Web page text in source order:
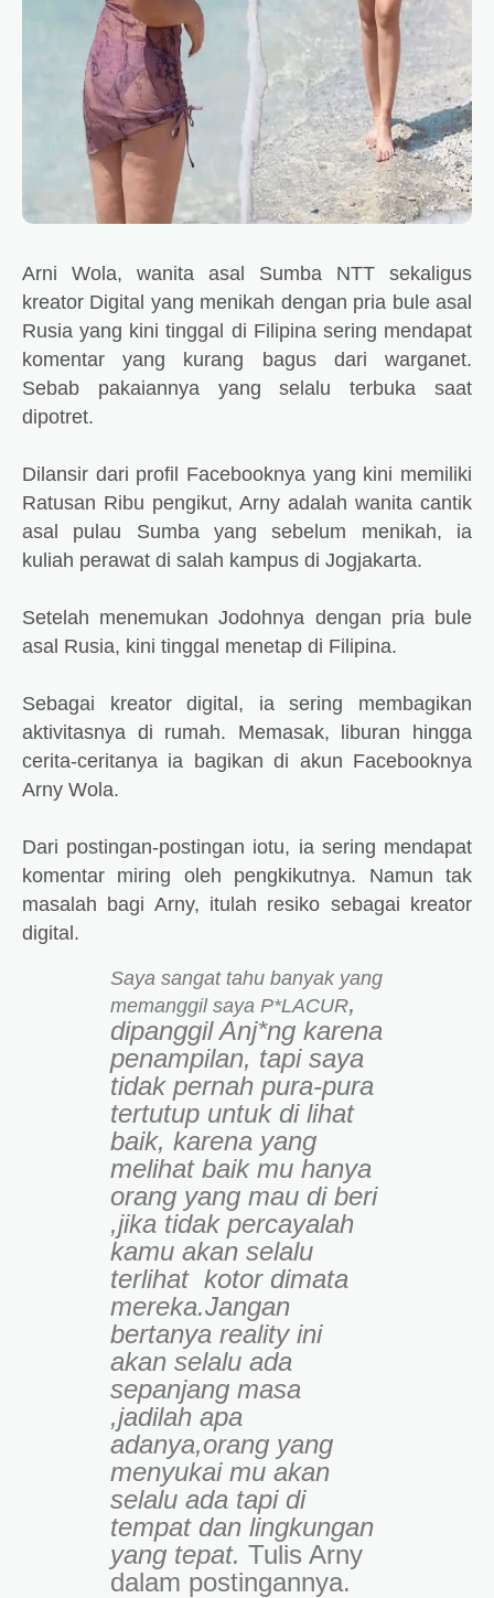
Arni Wola, wanita asal Sumba NTT sekaligus
kreator Digital yang menikah dengan pria bule asal
Rusia yang kini tinggal di Filipina sering mendapat
komentar yang kurang bagus dari warganet.
Sebab pakaiannya yang selalu terbuka saat
dipotret.
Dilansir dari profil Facebooknya yang kini memiliki
Ratusan Ribu pengikut, Arny adalah wanita cantik
asal pulau Sumba yang sebelum menikah, ia
kuliah perawat di salah kampus di Jogjakarta.
Setelah menemukan Jodohnya dengan pria bule
asal Rusia, kini tinggal menetap di Filipina.
Sebagai kreator digital, ia sering membagikan
aktivitasnya di rumah. Memasak, liburan hingga
cerita-ceritanya ia bagikan di akun Facebooknya
Arny Wola.
Dari postingan-postingan iotu, ia sering mendapat
komentar miring oleh pengkikutnya. Namun tak
masalah bagi Arny, itulah resiko sebagai kreator
digital.
Saya sangat tahu banyak yang
memanggil saya P*LACUR,
dipanggil Anj*ng karena
penampilan, tapi saya
tidak pernah pura-pura
tertutup untuk di lihat
baik, karena yang
melihat baik mu hanya
orang yang mau di beri
,jika tidak percayalah
kamu akan selalu
terlihat kotor dimata
mereka.Jangan
bertanya reality ini
akan selalu ada
sepanjang masa
,jadilah apa
adanya,orang yang
menyukai mu akan
selalu ada tapi di
tempat dan lingkungan
yang tepat. Tulis Arny
dalam postingannya.